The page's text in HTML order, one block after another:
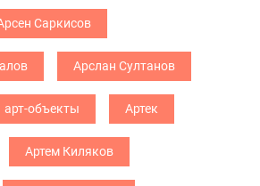
Саркисов
Арслан Султанов
арт-объекты Артек
Артем Киляков